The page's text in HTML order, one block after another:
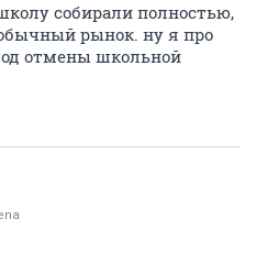
собирали полностью,
рынок. ну я про
отмены школьной